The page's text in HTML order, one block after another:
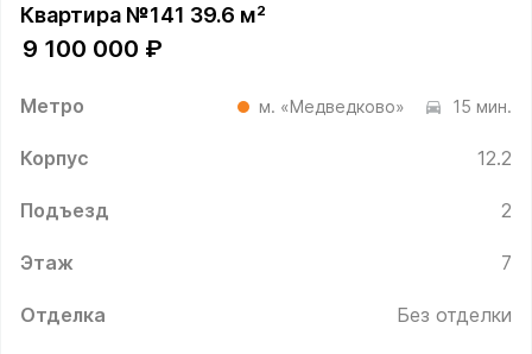
Квартира №141 39.6 м²
9 100 000 ₽
Метро м. «Медведково» 15 мин.
Корпус 12.2
Подъезд 2
Этаж 7
Отделка Без отделки